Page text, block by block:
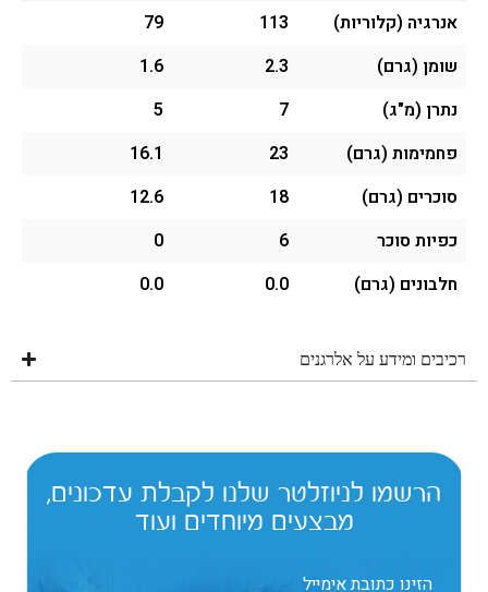
אנרגיה (קלוריות) 113
79
שומן (גרם)
2.3
1.6
נתרן (מ"ג)
7
5
פחמימות (גרם)
23
16.1
סוכרים (גרם)
18
12.6
כפיות סוכר
6
0
חלבונים (גרם)
0.0
0.0
רכיבים ומידע על אלרגנים
הרשמו לניוזלטר שלנו לקבלת עדכונים,
מבצעים מיוחדים ועוד